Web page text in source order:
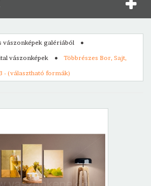
vászonképek galériából
vászonképek
Többrészes Bor, Sajt,
- (választható formák)